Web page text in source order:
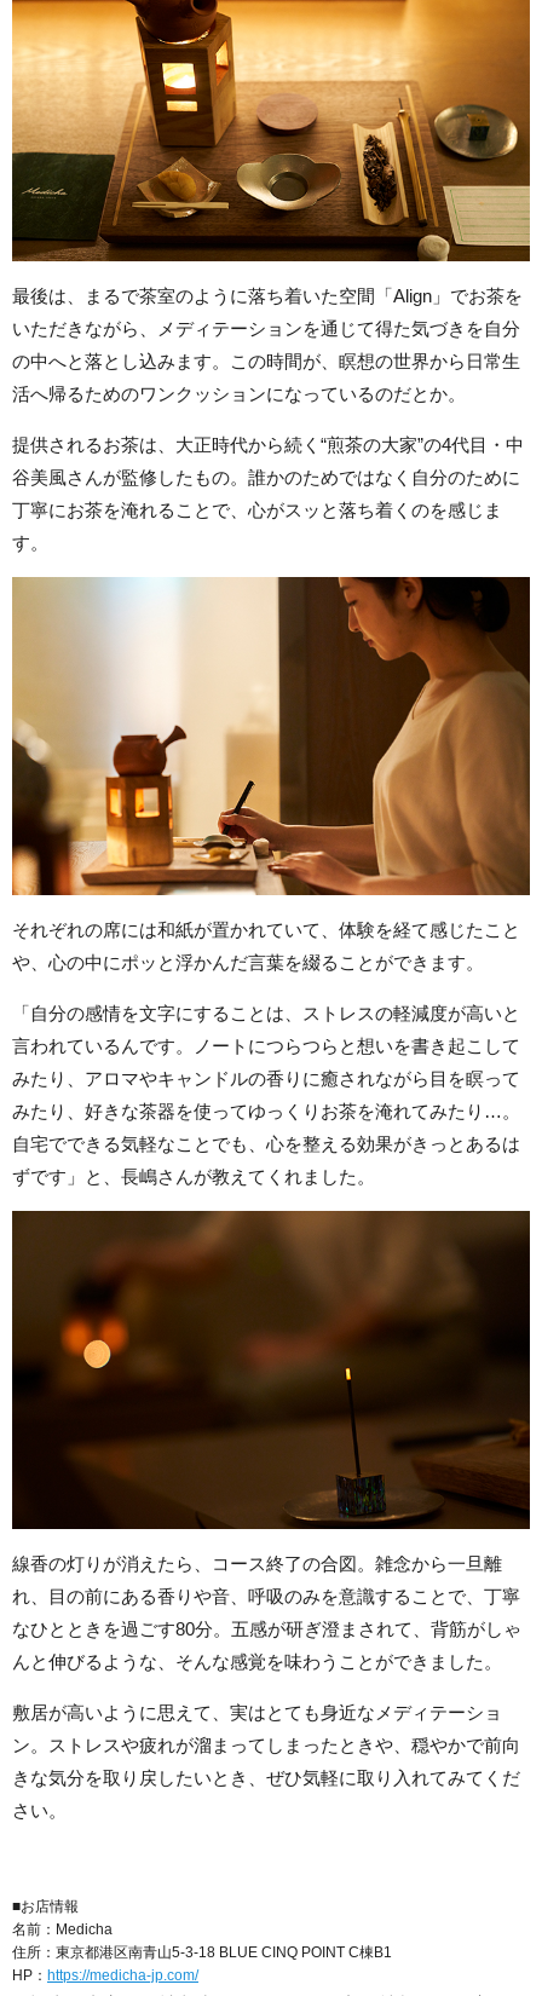
最後は、まるで茶室のように落ち着いた空間「Align」でお茶を
いただきながら、メディテーションを通じて得た気づきを自分
の中へと落とし込みます。この時間が、瞑想の世界から日常生
活へ帰るためのワンクッションになっているのだとか。
提供されるお茶は、大正時代から続く“煎茶の大家”の4代目・中
谷美風さんが監修したもの。誰かのためではなく自分のために
丁寧にお茶を淹れることで、心がスッと落ち着くのを感じま
す。
それぞれの席には和紙が置かれていて、体験を経て感じたこと
や、心の中にポッと浮かんだ言葉を綴ることができます。
「自分の感情を文字にすることは、ストレスの軽減度が高いと
言われているんです。ノートにつらつらと想いを書き起こして
みたり、アロマやキャンドルの香りに癒されながら目を瞑って
みたり、好きな茶器を使ってゆっくりお茶を淹れてみたり…。
自宅でできる気軽なことでも、心を整える効果がきっとあるは
ずです」と、長嶋さんが教えてくれました。
線香の灯りが消えたら、コース終了の合図。雑念から一旦離
れ、目の前にある香りや音、呼吸のみを意識することで、丁寧
なひとときを過ごす80分。五感が研ぎ澄まされて、背筋がしゃ
んと伸びるような、そんな感覚を味わうことができました。
敷居が高いように思えて、実はとても身近なメディテーショ
ン。ストレスや疲れが溜まってしまったときや、穏やかで前向
きな気分を取り戻したいとき、ぜひ気軽に取り入れてみてくだ
さい。
■お店情報
名前：Medicha
住所：東京都港区南青山5-3-18 BLUE CINQ POINT C棟B1
HP： https://medicha-jp.com/